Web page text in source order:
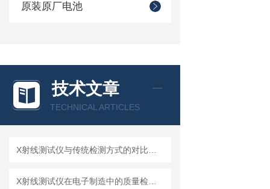
原装原厂电池
技术文章
TECHNICAL ARTICLES